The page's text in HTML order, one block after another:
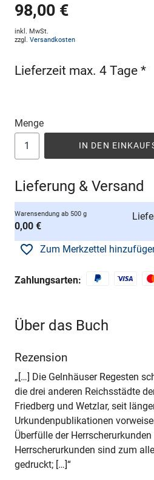
98,00 €
inkl. MwSt.
zzgl. Versandkosten
Lieferzeit max. 4 Tage *
Menge
IN DEN
Lieferung & Versand
Warensendung ab 500 g
0,00 €
Zum Merkzettel
Zahlungsarten:
Über das Buch
Rezension
„[…] Die Gelnhäuser Regesten
die drei anderen Reichsstädte
Friedberg und Wetzlar, seit
Urkundenpublikationen
Überfülle der
Herrscherurkunden sind zum
gedruckt; […]“